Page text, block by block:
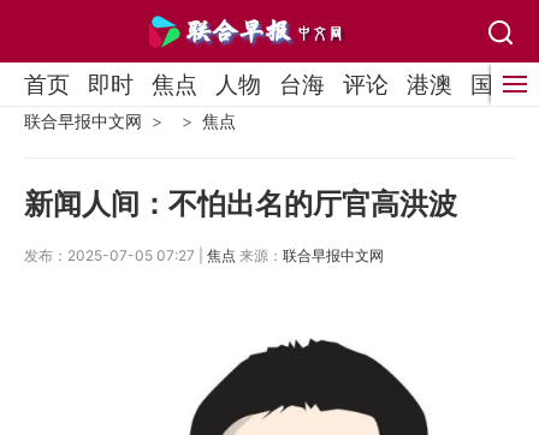
首页 即时 焦点 人物 台海 评论 港澳 国际
联合早报中文网 焦点
新闻人间：不怕出名的厅官高洪波
发布：2025-07-05 07:27 | 焦点 来源： 联合早报中文网